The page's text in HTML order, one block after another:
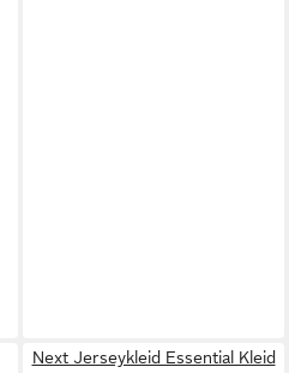
Next Jerseykleid Essential Kleid